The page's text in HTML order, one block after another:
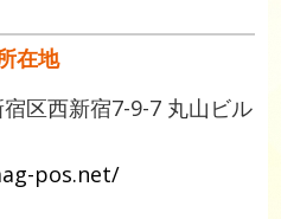
在地
区西新宿7-9-7 丸山ビル
pos.net/